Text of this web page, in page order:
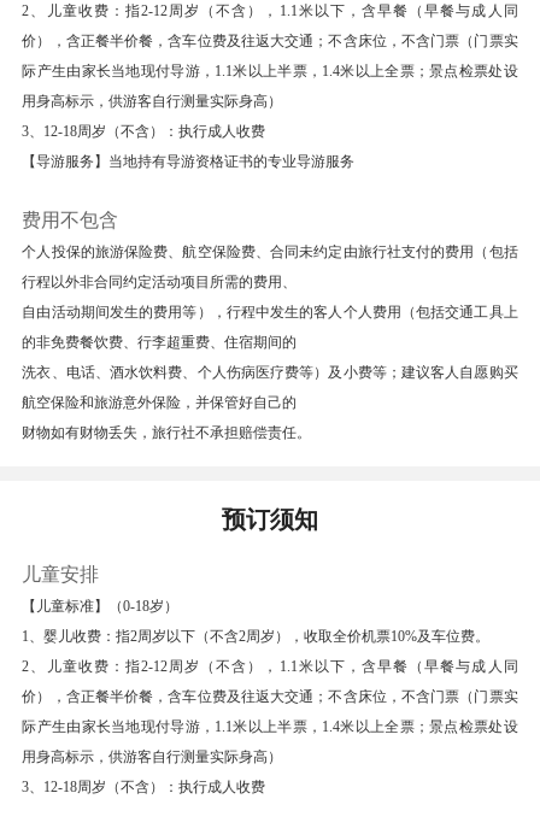
中“采菊东篱下，悠然现南山”的生活所向。
【灵山大佛5A】 (灵山大佛 ；游览时长：90 分钟)
游览：【灵山景区5A】世界上最高的佛祖青铜立
像，是中国五方五大佛之一，开光时有众多大师前
来举办盛大仪式，传说对着大佛祈福参拜十分灵
停游览，造成不变敬请谅解！游览“小布达拉
宫”【五印坛城】是灵山景区继灵山大佛、九龙灌
浴、梵宫之后推出的又一惊世奇观。仿照布达拉宫
时轮佛殿的鎏金曼陀罗立体坛城而建造，艺术地展
示了一个无穷无尽的宇宙世界。（参观时间不少于
2.5小时）。
车赴：园林城市苏州（80KM,约1小时车程）。
住宿
江苏省-苏州 一般酒店
第4天 留园-乌镇东栅景区
早餐后
【留园】 (留园 ；游览时长：90 分钟)游览：【留
园5A】（游览时间不少于1.5小时），中国四大名
2、儿童收费：指2-12周岁（不含），1.1米以下，含早餐（早餐与成人同
价），含正餐半价餐，含车位费及往返大交通；不含床位，不含门票（门票实
际产生由家长当地现付导游，1.1米以上半票，1.4米以上全票；景点检票处设
用身高标示，供游客自行测量实际身高）
3、12-18周岁（不含）：执行成人收费
【导游服务】当地持有导游资格证书的专业导游服务
费用不包含
个人投保的旅游保险费、航空保险费、合同未约定由旅行社支付的费用（包括
行程以外非合同约定活动项目所需的费用、
自由活动期间发生的费用等），行程中发生的客人个人费用（包括交通工具上
的非免费餐饮费、行李超重费、住宿期间的
洗衣、电话、酒水饮料费、个人伤病医疗费等）及小费等；建议客人自愿购买
航空保险和旅游意外保险，并保管好自己的
财物如有财物丢失，旅行社不承担赔偿责任。
预订须知
儿童安排
【儿童标准】（0-18岁）
1、婴儿收费：指2周岁以下（不含2周岁），收取全价机票10%及车位费。
2、儿童收费：指2-12周岁（不含），1.1米以下，含早餐（早餐与成人同
价），含正餐半价餐，含车位费及往返大交通；不含床位，不含门票（门票实
际产生由家长当地现付导游，1.1米以上半票，1.4米以上全票；景点检票处设
用身高标示，供游客自行测量实际身高）
3、12-18周岁（不含）：执行成人收费